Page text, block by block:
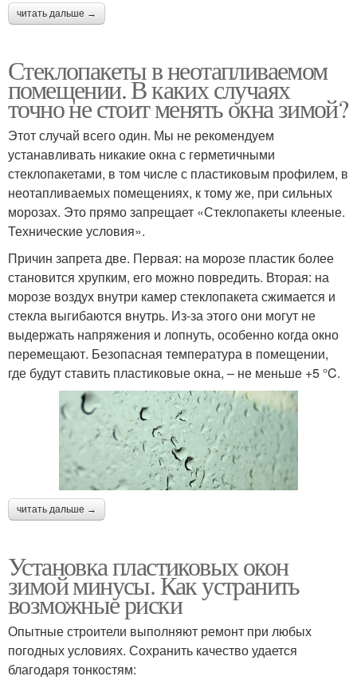
читать дальше →
Стеклопакеты в неотапливаемом
помещении. В каких случаях
точно не стоит менять окна зимой?
Этот случай всего один. Мы не рекомендуем
устанавливать никакие окна с герметичными
стеклопакетами, в том числе с пластиковым профилем, в
неотапливаемых помещениях, к тому же, при сильных
морозах. Это прямо запрещает «Стеклопакеты клееные.
Технические условия».
Причин запрета две. Первая: на морозе пластик более
становится хрупким, его можно повредить. Вторая: на
морозе воздух внутри камер стеклопакета сжимается и
стекла выгибаются внутрь. Из-за этого они могут не
выдержать напряжения и лопнуть, особенно когда окно
перемещают. Безопасная температура в помещении,
где будут ставить пластиковые окна, – не меньше +5 °C.
читать дальше →
Установка пластиковых окон
зимой минусы. Как устранить
возможные риски
Опытные строители выполняют ремонт при любых
погодных условиях. Сохранить качество удается
благодаря тонкостям: